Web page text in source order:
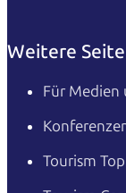
Weitere
Für Medien
Tourism